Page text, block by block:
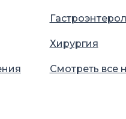
Хирургия
Смотреть все